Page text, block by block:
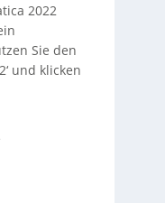
2022
Sie den
und klicken